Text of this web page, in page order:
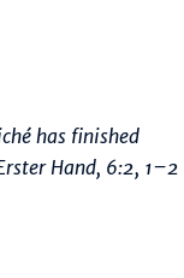
has finished
Hand, 6:2, 1–2